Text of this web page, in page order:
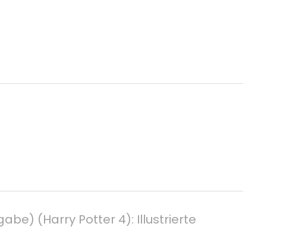
(Harry Potter 4): Illustrierte